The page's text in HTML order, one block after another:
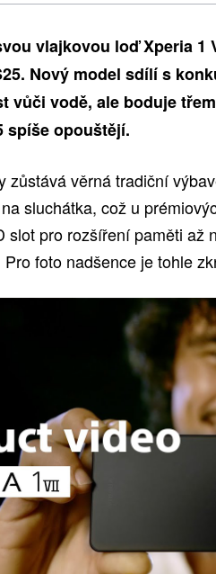
vlajkovou loď Xperia 1
Nový model sdílí s
vůči vodě, ale boduje
spíše opouštějí.
zůstává věrná tradiční
sluchátka, což u
slot pro rozšíření paměti až
foto nadšence je tohle